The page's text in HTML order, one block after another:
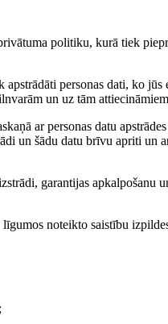
politiku, kurā tiek
personas dati, ko jūs
un uz tām
ar personas datu
un šādu datu brīvu apriti
garantijas apkalpošanu
noteikto saistību